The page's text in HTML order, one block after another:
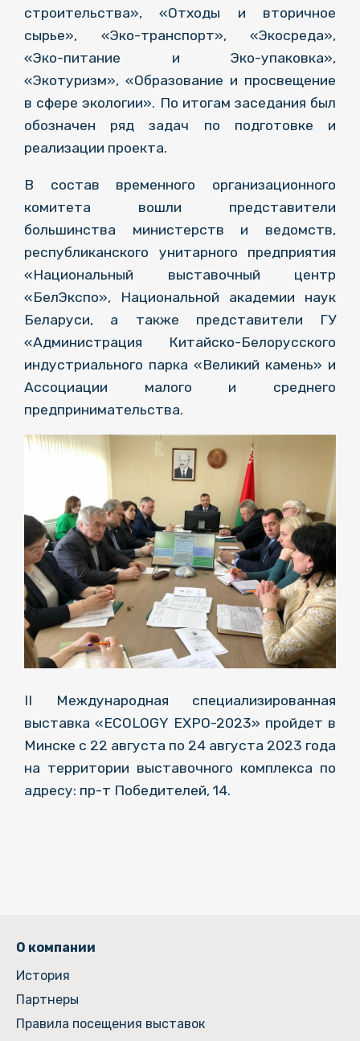
строительства», «Отходы и вторичное
сырье», «Эко-транспорт», «Экосреда»,
«Эко-питание и Эко-упаковка»,
«Экотуризм», «Образование и просвещение
в сфере экологии». По итогам заседания был
обозначен ряд задач по подготовке и
реализации проекта.
В состав временного организационного
комитета вошли представители
большинства министерств и ведомств,
республиканского унитарного предприятия
«Национальный выставочный центр
«БелЭкспо», Национальной академии наук
Беларуси, а также представители ГУ
«Администрация Китайско-Белорусского
индустриального парка «Великий камень» и
Ассоциации малого и среднего
предпринимательства.
II Международная специализированная
выставка «ECOLOGY EXPO-2023» пройдет в
Минске с 22 августа по 24 августа 2023 года
на территории выставочного комплекса по
адресу: пр-т Победителей, 14.
О компании
История
Партнеры
Правила посещения выставок